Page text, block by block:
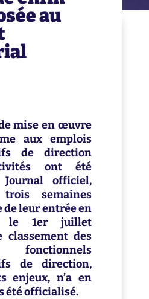
au
mise en œuvre
aux emplois
de direction
ont été
officiel,
semaines
de leur entrée en
le 1er juillet
classement des
de direction,
enjeux, n’a en
été officialisé.